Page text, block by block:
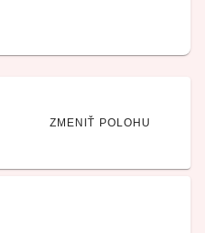
ZMENIŤ POLOHU